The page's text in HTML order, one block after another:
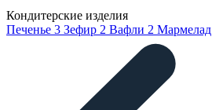
Кондитерские изделия
Печенье 3 Зефир 2 Вафли 2 Мармелад